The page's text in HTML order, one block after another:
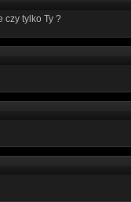
czy tylko Ty ?